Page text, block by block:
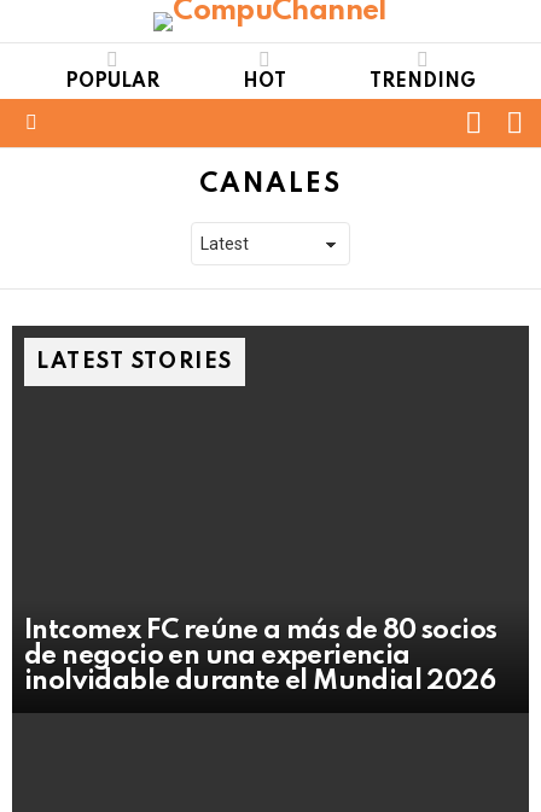
POPULAR HOT TRENDING
CANALES
LATEST STORIES
Intcomex FC reúne a más de 80 socios
de negocio en una experiencia
inolvidable durante el Mundial 2026